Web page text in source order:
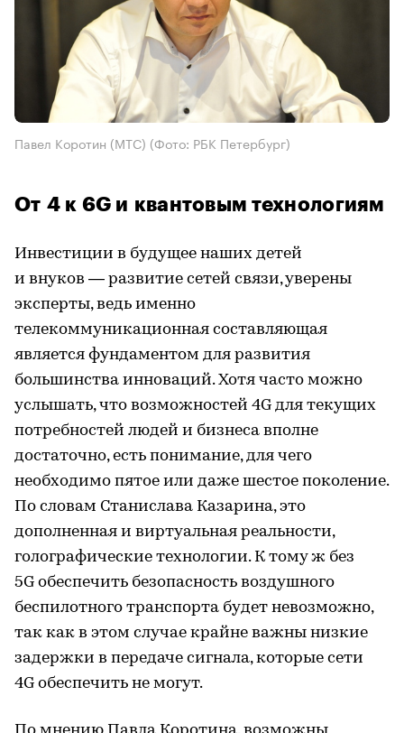
Павел Коротин (МТС) (Фото: РБК Петербург)
От 4 к 6G и квантовым технологиям
Инвестиции в будущее наших детей
и внуков — развитие сетей связи, уверены
эксперты, ведь именно
телекоммуникационная составляющая
является фундаментом для развития
большинства инноваций. Хотя часто можно
услышать, что возможностей 4G для текущих
потребностей людей и бизнеса вполне
достаточно, есть понимание, для чего
необходимо пятое или даже шестое поколение.
По словам Станислава Казарина, это
дополненная и виртуальная реальности,
голографические технологии. К тому ж без
5G обеспечить безопасность воздушного
беспилотного транспорта будет невозможно,
так как в этом случае крайне важны низкие
задержки в передаче сигнала, которые сети
4G обеспечить не могут.